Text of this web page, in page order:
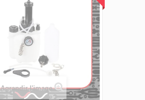
Agrandir l'image